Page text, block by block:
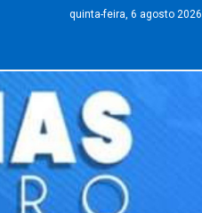
quinta-feira, 6 agosto 2026